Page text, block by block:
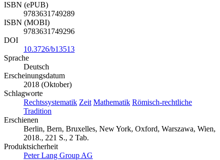
ISBN (ePUB)
9783631749289
ISBN (MOBI)
9783631749296
DOI
10.3726/b13513
Sprache
Deutsch
Erscheinungsdatum
2018 (Oktober)
Schlagworte
Rechtssystematik Zeit Mathematik Römisch-rechtliche
Tradition
Erschienen
Berlin, Bern, Bruxelles, New York, Oxford, Warszawa, Wien,
2018., 221 S., 2 Tab.
Produktsicherheit
Peter Lang Group AG